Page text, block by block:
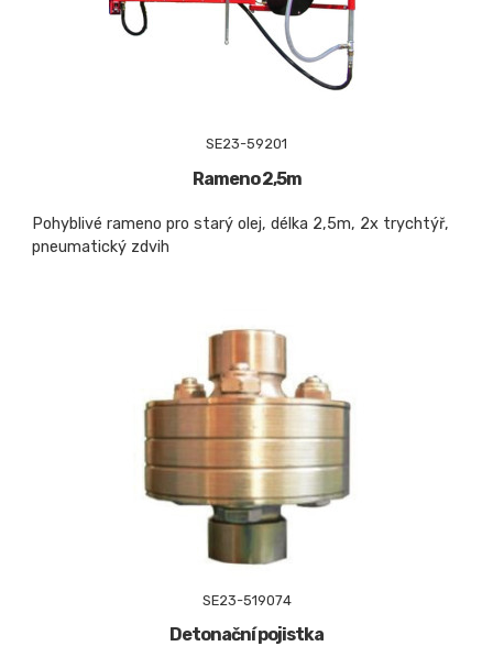
SE23-59201
Rameno 2,5m
Pohyblivé rameno pro starý olej, délka 2,5m, 2x trychtýř,
pneumatický zdvih
SE23-519074
Detonační pojistka